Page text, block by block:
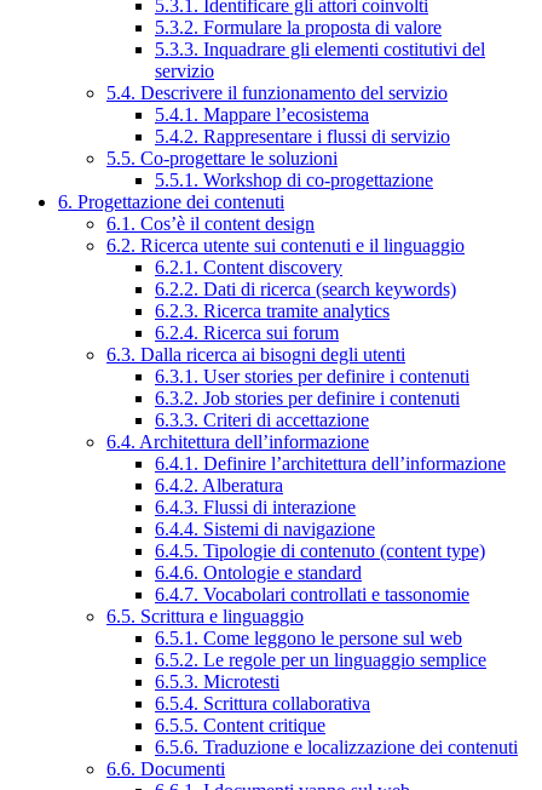
5.3.1. Identificare gli attori coinvolti
5.3.2. Formulare la proposta di valore
5.3.3. Inquadrare gli elementi costitutivi del
servizio
5.4. Descrivere il funzionamento del servizio
5.4.1. Mappare l’ecosistema
5.4.2. Rappresentare i flussi di servizio
5.5. Co-progettare le soluzioni
5.5.1. Workshop di co-progettazione
6. Progettazione dei contenuti
6.1. Cos’è il content design
6.2. Ricerca utente sui contenuti e il linguaggio
6.2.1. Content discovery
6.2.2. Dati di ricerca (search keywords)
6.2.3. Ricerca tramite analytics
6.2.4. Ricerca sui forum
6.3. Dalla ricerca ai bisogni degli utenti
6.3.1. User stories per definire i contenuti
6.3.2. Job stories per definire i contenuti
6.3.3. Criteri di accettazione
6.4. Architettura dell’informazione
6.4.1. Definire l’architettura dell’informazione
6.4.2. Alberatura
6.4.3. Flussi di interazione
6.4.4. Sistemi di navigazione
6.4.5. Tipologie di contenuto (content type)
6.4.6. Ontologie e standard
6.4.7. Vocabolari controllati e tassonomie
6.5. Scrittura e linguaggio
6.5.1. Come leggono le persone sul web
6.5.2. Le regole per un linguaggio semplice
6.5.3. Microtesti
6.5.4. Scrittura collaborativa
6.5.5. Content critique
6.5.6. Traduzione e localizzazione dei contenuti
6.6. Documenti